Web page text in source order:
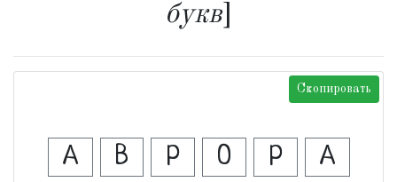
букв]
Скопировать
А В Р О Р А